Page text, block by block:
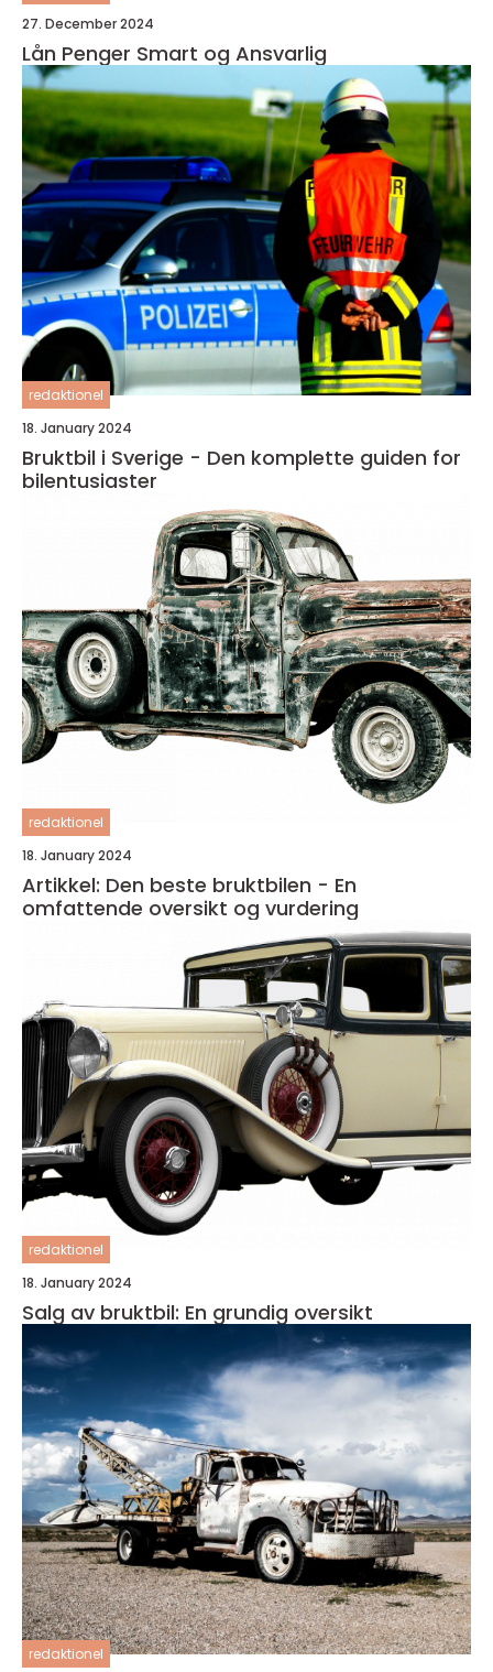
27. December 2024
Lån Penger Smart og Ansvarlig
redaktionel
18. January 2024
Bruktbil i Sverige - Den komplette guiden for
bilentusiaster
redaktionel
18. January 2024
Artikkel: Den beste bruktbilen - En
omfattende oversikt og vurdering
redaktionel
18. January 2024
Salg av bruktbil: En grundig oversikt
redaktionel